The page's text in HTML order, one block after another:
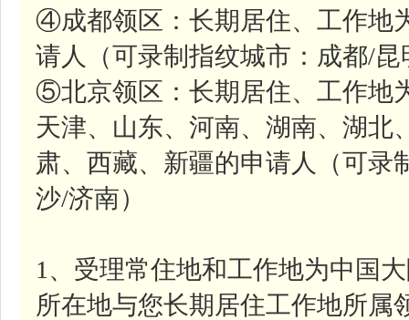
④成都领区：长期居住、工作地
请人（可录制指纹城市：成都/昆
⑤北京领区：长期居住、工作地
天津、山东、河南、湖南、湖北
肃、西藏、新疆的申请人（可录
沙/济南）
1、受理常住地和工作地为中国
所在地与您长期居住工作地所属